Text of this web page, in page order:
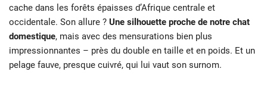
cache dans les forêts épaisses d’Afrique centrale et
occidentale. Son allure ? Une silhouette proche de notre chat
domestique, mais avec des mensurations bien plus
impressionnantes – près du double en taille et en poids. Et un
pelage fauve, presque cuivré, qui lui vaut son surnom.